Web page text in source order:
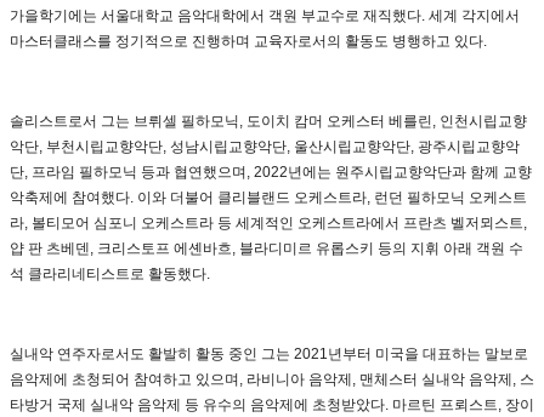
가을학기에는 서울대학교 음악대학에서 객원 부교수로 재직했다. 세계 각지에서
마스터클래스를 정기적으로 진행하며 교육자로서의 활동도 병행하고 있다.
솔리스트로서 그는 브뤼셀 필하모닉, 도이치 캄머 오케스터 베를린, 인천시립교향
악단, 부천시립교향악단, 성남시립교향악단, 울산시립교향악단, 광주시립교향악
단, 프라임 필하모닉 등과 협연했으며, 2022년에는 원주시립교향악단과 함께 교향
악축제에 참여했다. 이와 더불어 클리블랜드 오케스트라, 런던 필하모닉 오케스트
라, 볼티모어 심포니 오케스트라 등 세계적인 오케스트라에서 프란츠 벨저뫼스트,
얍 판 츠베덴, 크리스토프 에셴바흐, 블라디미르 유롭스키 등의 지휘 아래 객원 수
석 클라리네티스트로 활동했다.
실내악 연주자로서도 활발히 활동 중인 그는 2021년부터 미국을 대표하는 말보로
음악제에 초청되어 참여하고 있으며, 라비니아 음악제, 맨체스터 실내악 음악제, 스
타방거 국제 실내악 음악제 등 유수의 음악제에 초청받았다. 마르틴 프뢰스트, 장이